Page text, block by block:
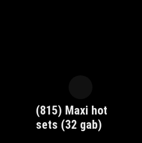
(815) Maxi hot
sets (32 gab)